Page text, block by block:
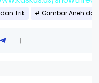
Trik Gambar Aneh dan